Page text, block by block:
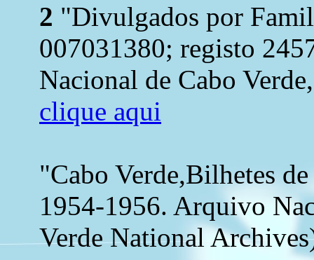
2 "Divulgados por
007031380; registo
Nacional de Cabo
clique aqui
"Cabo Verde,Bilhetes
1954-1956. Arquivo
Verde National